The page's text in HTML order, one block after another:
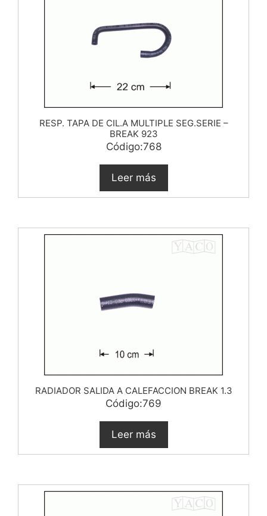
RESP. TAPA DE CIL.A MULTIPLE SEG.SERIE –
BREAK 923
Código:768
Leer más
RADIADOR SALIDA A CALEFACCION BREAK 1.3
Código:769
Leer más